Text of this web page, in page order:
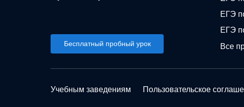
Бесплатный пробный урок
ЕГЭ
ЕГЭ
Все
Учебным заведениям Пользовательское